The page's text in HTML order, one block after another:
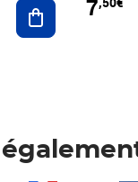
Ajouter au
7